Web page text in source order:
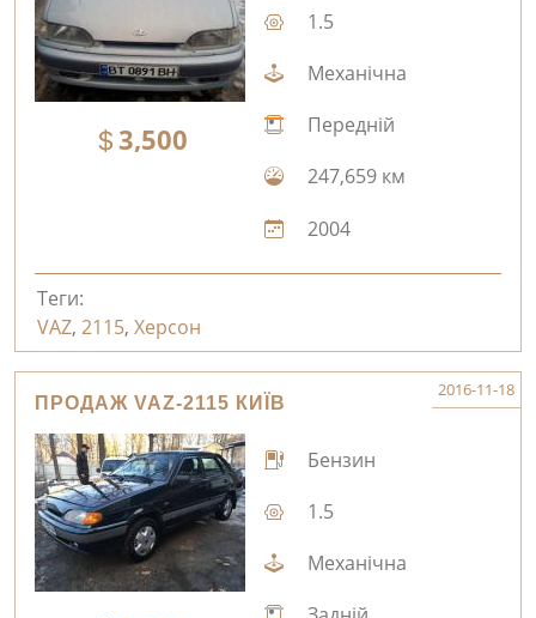
3,500
1.5
Механічна
Передній
247,659 км
2004
Теги:
VAZ, 2115, Херсон
ПРОДАЖ VAZ-2115 КИЇВ
2016-11-18
Бензин
1.5
Механічна